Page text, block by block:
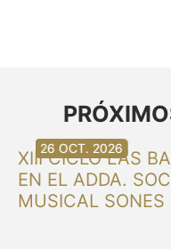
XIII CICLO LAS
EN EL ADDA.
MUSICAL SONES
30 AG. 2026
30 AG. 2026
13 SET. 2026
20 SET. 2026
20 SET. 2026
26 SET. 2026
03 OCT. 2026
16 OCT. 2026
26 OCT. 2026